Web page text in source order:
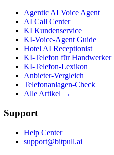
Agentic AI Voice Agent
AI Call Center
KI Kundenservice
KI-Voice-Agent Guide
Hotel AI Receptionist
KI-Telefon für Handwerker
KI-Telefon-Lexikon
Anbieter-Vergleich
Telefonanlagen-Check
Alle Artikel →
Support
Help Center
support@bitpull.ai